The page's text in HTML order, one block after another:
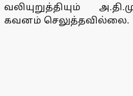
வலியுறுத்தியும்
கவனம் செலுத்தவில்லை.